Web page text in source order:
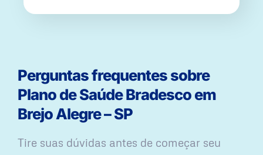
Perguntas frequentes sobre
Plano de Saúde Bradesco em
Brejo Alegre – SP
Tire suas dúvidas antes de começar seu